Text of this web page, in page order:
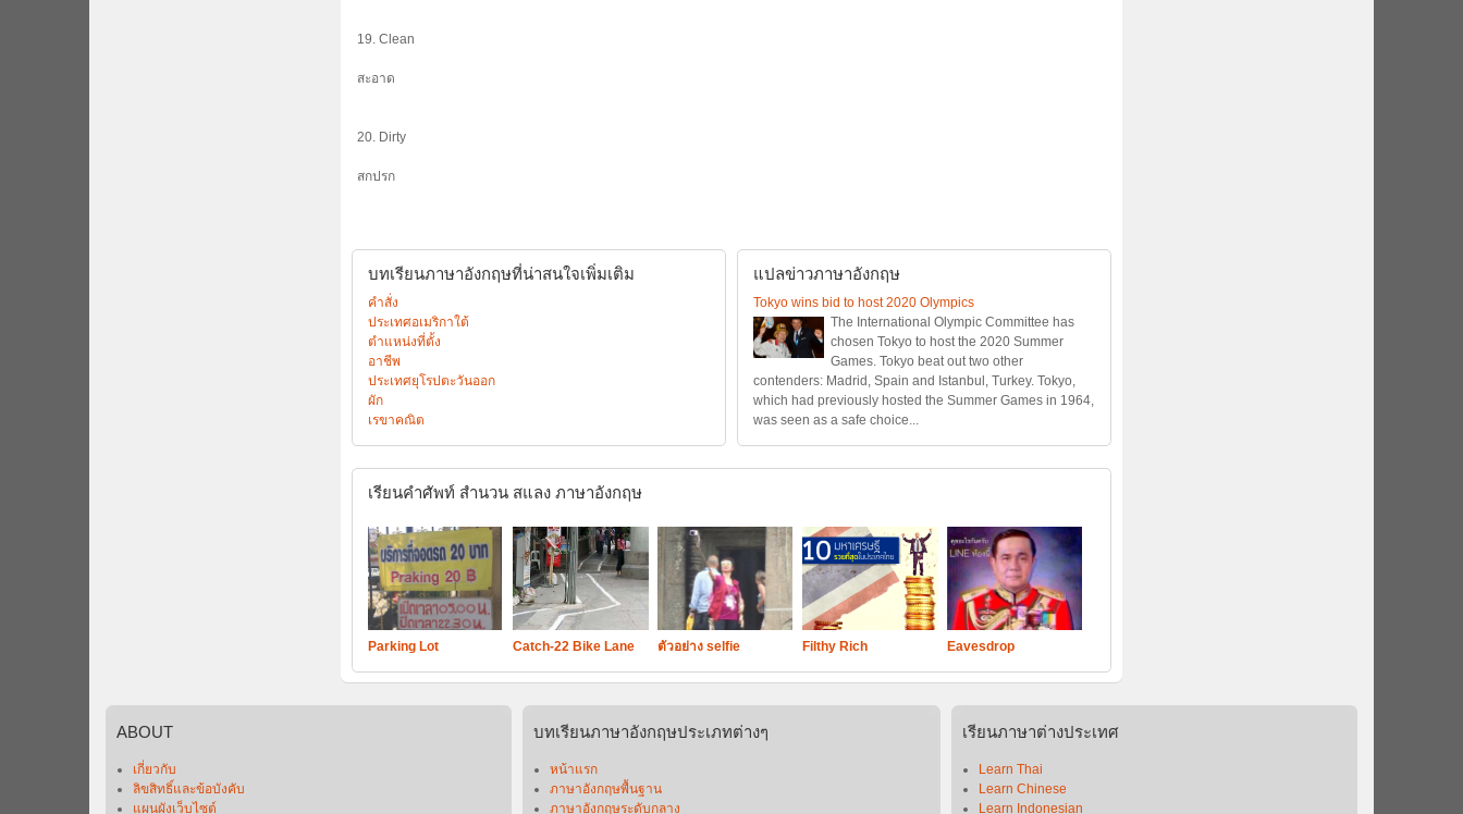
19. Clean
สะอาด
20. Dirty
สกปรก
บทเรียนภาษาอังกฤษที่น่าสนใจเพิ่มเติม
คำสั่ง
ประเทศอเมริกาใต้
ตำแหน่งที่ตั้ง
อาชีพ
ประเทศยุโรปตะวันออก
ผัก
เรขาคณิต
แปลข่าวภาษาอังกฤษ
Tokyo wins bid to host 2020 Olympics
The International Olympic Committee has
chosen Tokyo to host the 2020 Summer
Games. Tokyo beat out two other
contenders: Madrid, Spain and Istanbul, Turkey. Tokyo,
which had previously hosted the Summer Games in 1964,
was seen as a safe choice...
เรียนคำศัพท์ สำนวน สแลง ภาษาอังกฤษ
Parking Lot Catch-22 Bike Lane ตัวอย่าง selfie Filthy Rich Eavesdrop
ABOUT
เกี่ยวกับ
ลิขสิทธิ์และข้อบังคับ
แผนผังเว็บไซต์
บทเรียนภาษาอังกฤษประเภทต่างๆ
หน้าแรก
ภาษาอังกฤษพื้นฐาน
ภาษาอังกฤษระดับกลาง
เรียนภาษาต่างประเทศ
Learn Thai
Learn Chinese
Learn Indonesian